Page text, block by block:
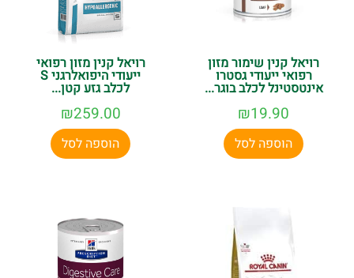
רויאל קנין שימור מזון
רפואי ייעודי גסטרו
אינטסטינל לכלב בוגר...
₪19.90
הוספה לסל
רויאל קנין מזון רפואי
ייעודי היפואלרגני S
לכלב גזע קטן...
₪259.00
הוספה לסל